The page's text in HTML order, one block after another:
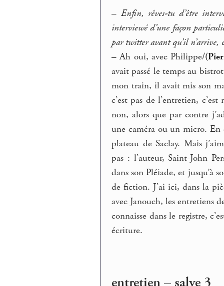
– Enfin, rêves-tu d’être
interviewé d’une façon
par twitter avant qu’il
– Ah oui, avec Philippe/
avait passé le temps au
mon train, il avait mis son
c’est pas de l’entretien,
non, alors que par contre
une caméra ou un micro.
plateau de Saclay. Mais
pas : l’auteur, Saint-John
dans son Pléiade, et jusqu’à
de fiction. J’ai ici, dans la
avec Janouch, les entretiens
connaisse dans le registre,
écriture.